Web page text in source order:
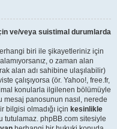
ve/veya suistimal durumlarda
biri ile şikayetleriniz için
o zaman alan
alan adı sahibine ulaşılabilir)
çalışıyorsa (ör. Yahoo!, free.fr,
konularla ilgilenen bölümüyle
panosunun nasıl, nerede
bilgisi olmadığı için kesinlikle
tutulamaz. phpBB.com sitesiyle